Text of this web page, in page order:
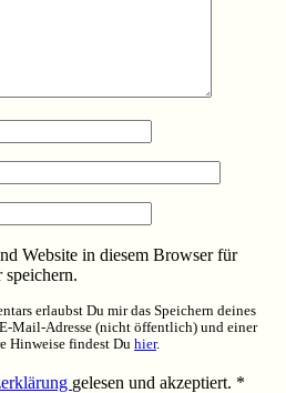
Website in diesem Browser für
speichern.
erlaubst Du mir das Speichern deines
Mail-Adresse (nicht öffentlich) und einer
Hinweise findest Du hier.
gelesen und akzeptiert. *